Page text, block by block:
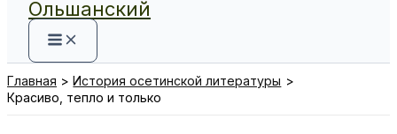
Ольшанский
Главная
История осетинской литературы
Красиво, тепло и только